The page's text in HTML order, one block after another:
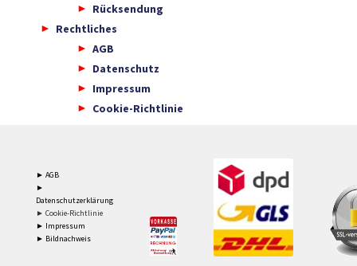
Rücksendung
Rechtliches
AGB
Datenschutz
Impressum
Cookie-Richtlinie
► AGB
►
Datenschutzerklärung
► Cookie-Richtlinie
► Impressum
► Bildnachweis